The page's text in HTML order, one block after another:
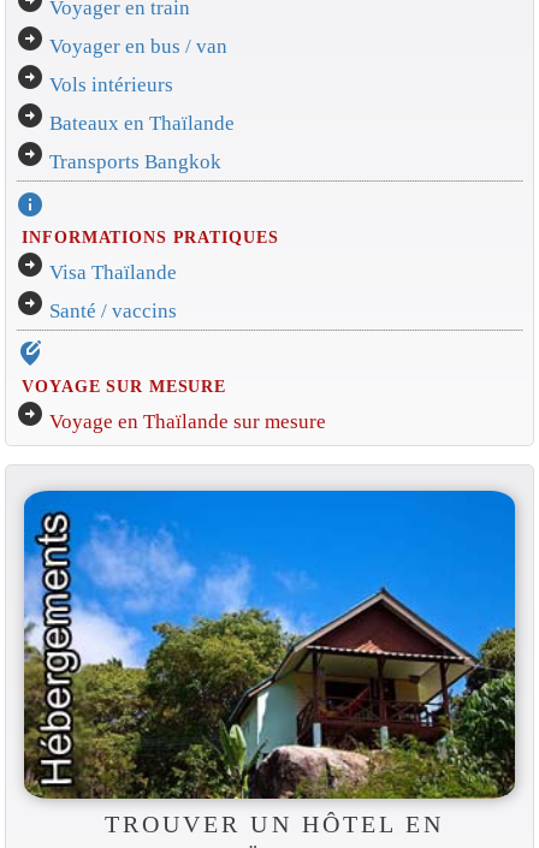
Voyager en train
arrow_circle_right Voyager en bus / van
arrow_circle_right Vols intérieurs
arrow_circle_right Bateaux en Thaïlande
arrow_circle_right Transports Bangkok
info
INFORMATIONS PRATIQUES
arrow_circle_right Visa Thaïlande
arrow_circle_right Santé / vaccins
edit_location_alt
VOYAGE SUR MESURE
arrow_circle_right Voyage en Thaïlande sur mesure
TROUVER UN HÔTEL EN